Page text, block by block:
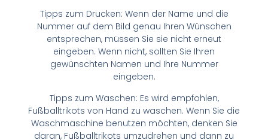
Tipps zum Drucken: Wenn der Name und die
Nummer auf dem Bild genau Ihren Wünschen
entsprechen, müssen Sie sie nicht erneut
eingeben. Wenn nicht, sollten Sie Ihren
gewünschten Namen und Ihre Nummer
eingeben.
Tipps zum Waschen: Es wird empfohlen,
Fußballtrikots von Hand zu waschen. Wenn Sie die
Waschmaschine benutzen möchten, denken Sie
daran, Fußballtrikots umzudrehen und dann zu